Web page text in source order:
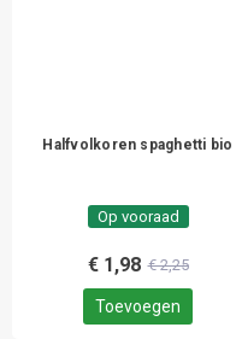
Halfvolkoren spaghetti bio
Op vooraad
€ 1,98 € 2,25
Toevoegen